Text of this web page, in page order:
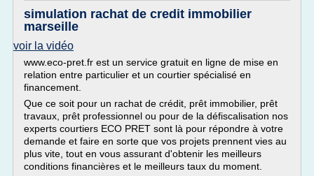
simulation rachat de credit immobilier
marseille
voir la vidéo
www.eco-pret.fr est un service gratuit en ligne de mise en
relation entre particulier et un courtier spécialisé en
financement.
Que ce soit pour un rachat de crédit, prêt immobilier, prêt
travaux, prêt professionnel ou pour de la défiscalisation nos
experts courtiers ECO PRET sont là pour répondre à votre
demande et faire en sorte que vos projets prennent vies au
plus vite, tout en vous assurant d'obtenir les meilleurs
conditions financières et le meilleurs taux du moment.